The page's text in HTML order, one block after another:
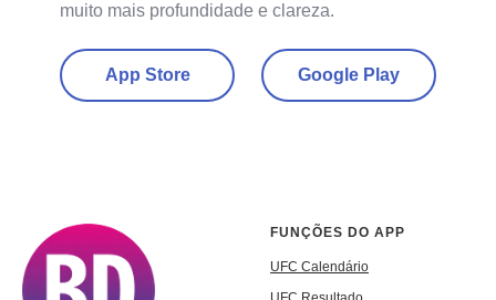
muito mais profundidade e clareza.
Google Play
App Store
FUNÇÕES DO APP
UFC Calendário